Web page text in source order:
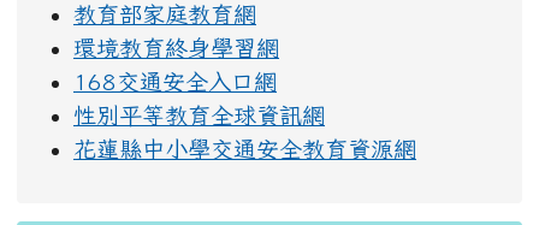
教育部家庭教育網
環境教育終身學習網
168交通安全入口網
性別平等教育全球資訊網
花蓮縣中小學交通安全教育資源網